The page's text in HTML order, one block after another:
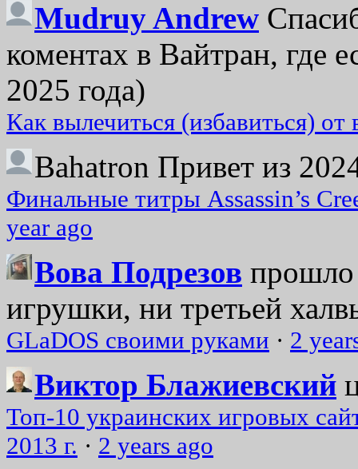
Mudruy Andrew
коментах в Вайтран, где
2025 года)
Как вылечиться (избавиться)
Bahatron Привет из
Финальные титры Assassin’s
year ago
Вова Подрезов прошло
игрушки, ни третьей
GLaDOS своими руками · 2
Виктор Блажиевский
Топ-10 украинских игровых
2013 г. · 2 years ago